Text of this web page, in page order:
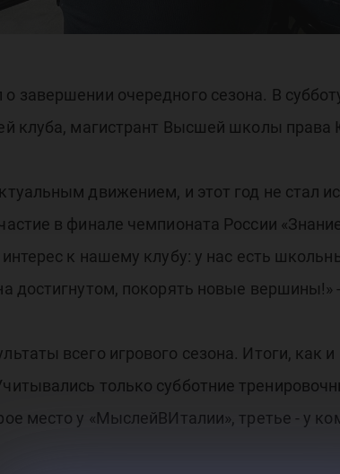
завершении очередного сезона. В
клуба, магистрант Высшей школы права
движением, и этот год не стал
в финале чемпионата России
к нашему клубу: у нас есть
достигнутом, покорять новые вершины!»
всего игрового сезона. Итоги, как
только субботние
место у «МыслейВИталии», третье - у